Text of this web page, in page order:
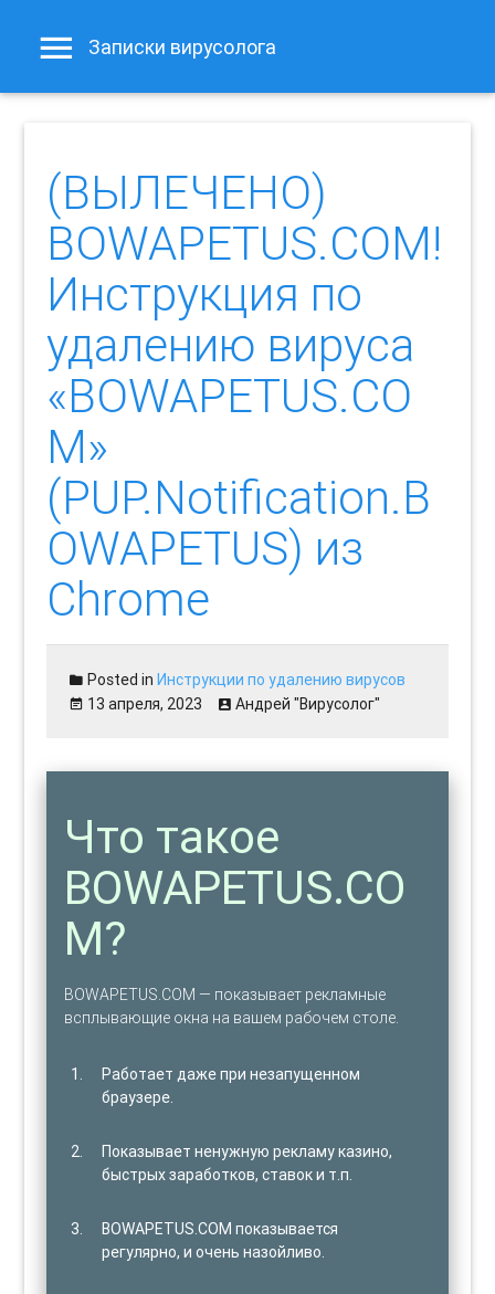
Записки вирусолога
(ВЫЛЕЧЕНО)
BOWAPETUS.COM!
Инструкция по
удалению вируса
«BOWAPETUS.CO
M»
(PUP.Notification.B
OWAPETUS) из
Chrome
Posted inИнструкции по удалению вирусов
13 апреля, 2023
Андрей "Вирусолог"
Что такое
BOWAPETUS.CO
M?
BOWAPETUS.COM — показывает рекламные
всплывающие окна на вашем рабочем столе.
Работает даже при незапущенном
браузере.
Показывает ненужную рекламу казино,
быстрых заработков, ставок и т.п.
BOWAPETUS.COM показывается
регулярно, и очень назойливо.